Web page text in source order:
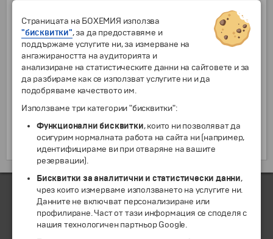
Посока ком ООД
бул. Съединение 10
ТРИПЕЛЛО
гр. Хасково, ул. Възход 72
Финамакс ООД
ул. Драгоман 14, ет.1
ХОТЕЛТВ ООД
бул. Съединение 10
ЧЛЕН НА
Страницата на БОХЕМИЯ използва
"бисквитки", за да предоставяме и
поддържаме услугите ни, за измерване на
ангажираността на аудиторията и
анализиране на статистическите данни на сайтовете и за
да разбираме как се използват услугите ни и да
подобряваме качеството им.
Използваме три категории "бисквитки":
Функционални бисквитки, които ни позволяват да
осигурим нормалната работа на сайта ни (например,
идентифицираме ви при отваряне на вашите
резервации).
Бисквитки за аналитични и статистически данни,
чрез които измерваме използването на услугите ни.
Данните не включват персонализиране или
профилиране. Част от тази информация се споделя с
нашия технологичен партньор Google.